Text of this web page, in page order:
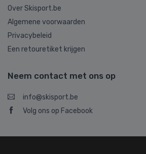
Over Skisport.be
Algemene voorwaarden
Privacybeleid
Een retouretiket krijgen
Neem contact met ons op
info@skisport.be
Volg ons op Facebook